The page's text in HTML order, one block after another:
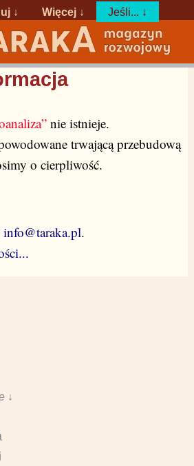
↓ Więcej ↓ Jeśli... ↓
nie istnieje.
trwającą przebudową
o cierpliwość.
info@taraka.pl.
↓